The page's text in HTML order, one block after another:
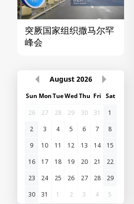
突厥国家组织撒马尔罕
峰会
August 2026
Sun MonTueWedThu Fri Sat
26
27 28 29 30 31
1
2
3 4 5 6 7
8
9
10 11 12 13 14
15
16
17 18 19 20 21
22
23
24 25 26 27 28
29
30
31 1 2 3 4 5